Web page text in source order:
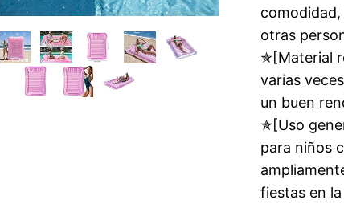
otras
✯[Material
varias
un buen
✯[Uso
para niños
fiestas en